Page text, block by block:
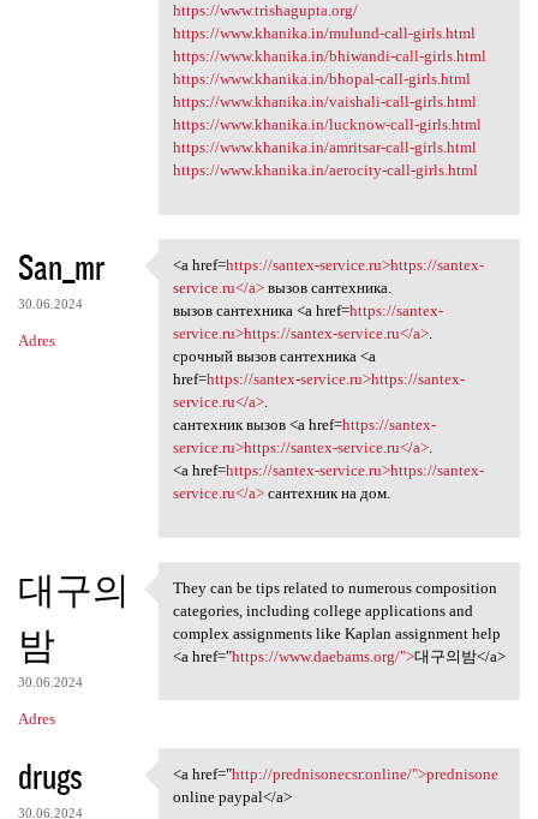
https://www.trishagupta.org/
https://www.khanika.in/mulund-call-girls.html
https://www.khanika.in/bhiwandi-call-girls.html
https://www.khanika.in/bhopal-call-girls.html
https://www.khanika.in/vaishali-call-girls.html
https://www.khanika.in/lucknow-call-girls.html
https://www.khanika.in/amritsar-call-girls.html
https://www.khanika.in/aerocity-call-girls.html
San_mr
30.06.2024
Adres
<a href=https://santex
<a href=https://santex-service.ru>https://santex-
service.ru</a>вызов сантехника.
вызов сантехника <a href=https://santex-
service.ru>https://santex-service.ru</a>.
срочный вызов сантехника <a
href=https://santex-service.ru>https://santex-
service.ru</a>.
сантехник вызов <a href=https://santex-
service.ru>https://santex-service.ru</a>.
<a href=https://santex-service.ru>https://santex-
service.ru</a>сантехник на дом.
대구의
밤
30.06.2024
Adres
They can be tips related to
They can be tips related to numerous composition
categories, including college applications and
complex assignments like Kaplan assignment help
<a href="https://www.daebams.org/">대구의밤</a>
drugs
30.06.2024
<a href="http://prednisonecsr
<a href="http://prednisonecsr.online/">prednisone
online paypal</a>